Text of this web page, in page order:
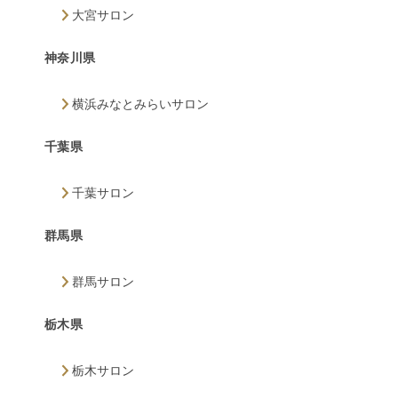
大宮サロン
神奈川県
横浜みなとみらいサロン
千葉県
千葉サロン
群馬県
群馬サロン
栃木県
栃木サロン